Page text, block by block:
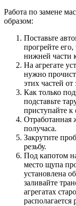
Работа по замене
образом:
Поставьте
прогрейте
нижней части
На агрегате
нужно
этих частей
Как только
подставьте
приступайте к
Отработанная
получаса.
Закрутите
резьбу.
Под капотом
место щупа
установлена
заливайте
агрегатах